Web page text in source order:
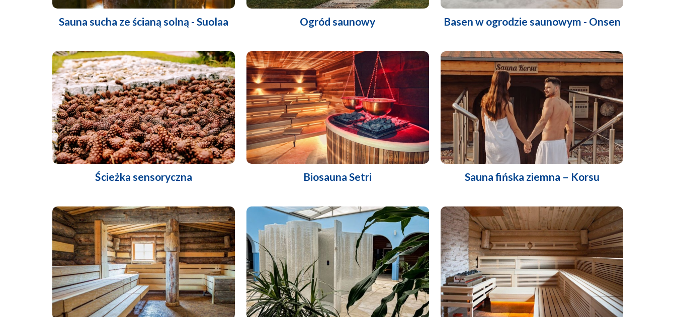
Sauna sucha ze ścianą solną - Suolaa Ogród saunowy Basen w ogrodzie saunowym - Onsen
Ścieżka sensoryczna Biosauna Setri Sauna fińska ziemna – Korsu